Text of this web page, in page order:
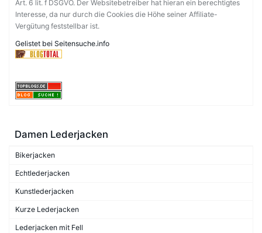
Art. 6 lit. f DSGVO. Der Websitebetreiber hat hieran ein berechtigtes
Interesse, da nur durch die Cookies die Höhe seiner Affiliate-
Vergütung feststellbar ist.
Gelistet bei Seitensuche.info
Damen Lederjacken
Bikerjacken
Echtlederjacken
Kunstlederjacken
Kurze Lederjacken
Lederjacken mit Fell